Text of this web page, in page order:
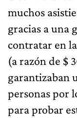
muchos
gracias a una
contratar en
(a razón de $
garantizaban
personas por
para probar